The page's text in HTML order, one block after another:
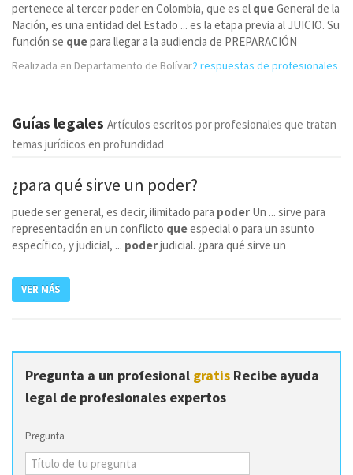
pertenece al tercer poder en Colombia, que es el queGeneral de la
Nación, es una entidad del Estado ... es la etapa previa al JUICIO. Su
función se quepara llegar a la audiencia de PREPARACIÓN
Realizada en Departamento de Bolívar2 respuestas de profesionales
Guías legales Artículos escritos por profesionales que tratan
temas jurídicos en profundidad
¿para quésirve un poder?
puede ser general, es decir, ilimitado para poder Un ... sirve para
representación en un conflicto queespecial o para un asunto
específico, y judicial, ... poderjudicial. ¿para qué sirve un
VER MÁS
Pregunta a un profesional gratis Recibe ayuda
legal de profesionales expertos
Pregunta